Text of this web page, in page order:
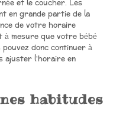
et le coucher. Les
en grande partie de la
de votre horaire
à mesure que votre bébé
pouvez donc continuer à
ajuster l’horaire en
habitudes